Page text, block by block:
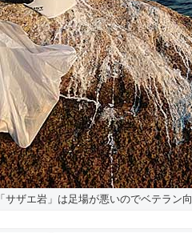
「サザエ岩」は足場が悪いのでベテラン